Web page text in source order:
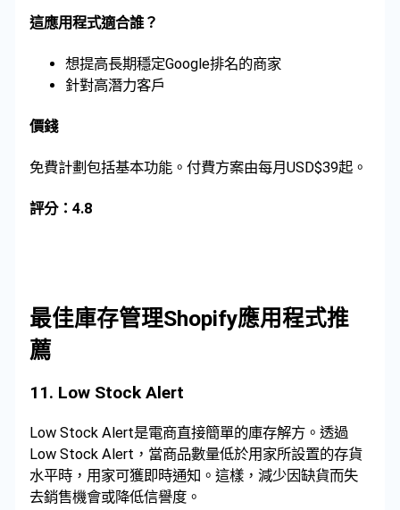
這應用程式適合誰？
想提高長期穩定Google排名的商家
針對高潛力客戶
價錢
免費計劃包括基本功能。付費方案由每月USD$39起。
評分：4.8
最佳庫存管理Shopify應用程式推
薦
11. Low Stock Alert
Low Stock Alert是電商直接簡單的庫存解方。透過
Low Stock Alert，當商品數量低於用家所設置的存貨
水平時，用家可獲即時通知。這樣，減少因缺貨而失
去銷售機會或降低信譽度。